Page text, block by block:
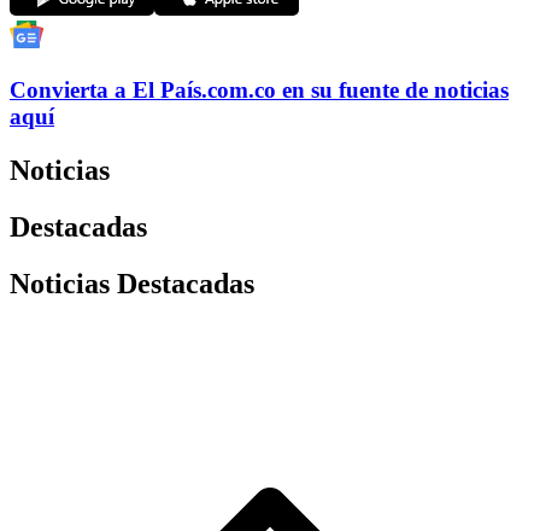
Convierta a El País.com.co en su fuente de noticias
aquí
Noticias
Destacadas
Noticias Destacadas